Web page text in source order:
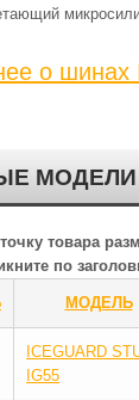
о шинах
МОДЕЛИ
товара
по
МОДЕЛЬ
ICEGUARD
IG55